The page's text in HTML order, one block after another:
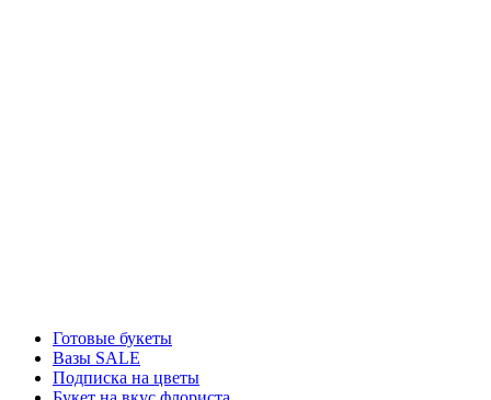
Готовые букеты
Вазы SALE
Подписка на цветы